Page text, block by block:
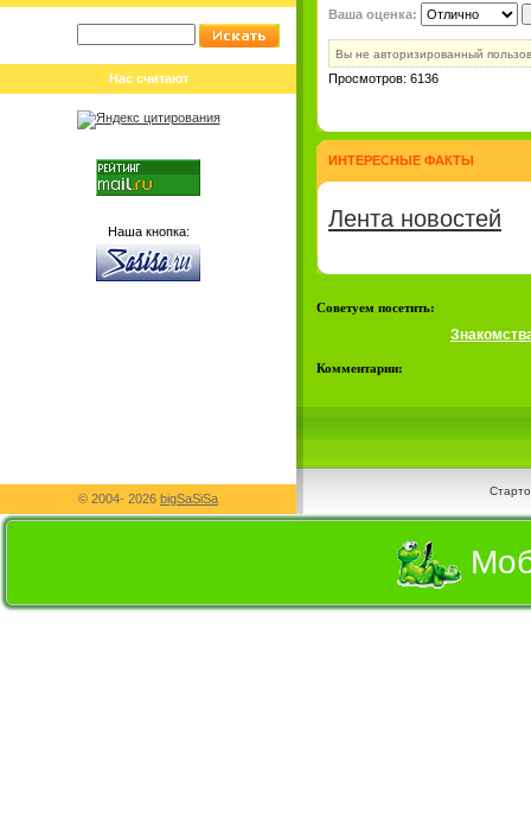
Нас считают
Наша кнопка:
Ваша оценка:
Вы не авторизированный
Просмотров: 6136
ИНТЕРЕСНЫЕ ФАКТЫ
Лента новостей
Советуем посетить:
Комментарии:
© 2004- 2026 bigSaSiSa